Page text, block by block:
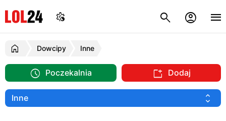
Dowcipy Inne
Poczekalnia Dodaj